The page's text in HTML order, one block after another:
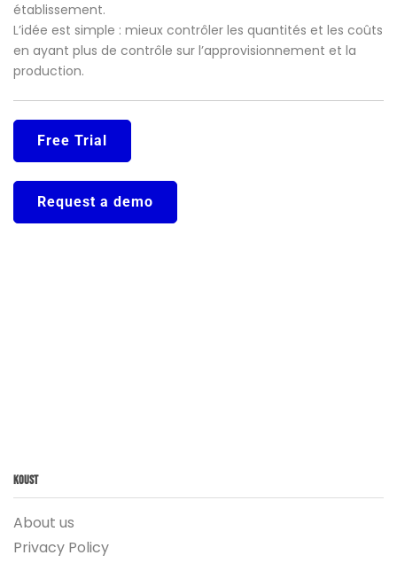
établissement.
L’idée est simple : mieux contrôler les quantités et les coûts
en ayant plus de contrôle sur l’approvisionnement et la
production.
Free Trial
Request a demo
Koust
About us
Privacy Policy